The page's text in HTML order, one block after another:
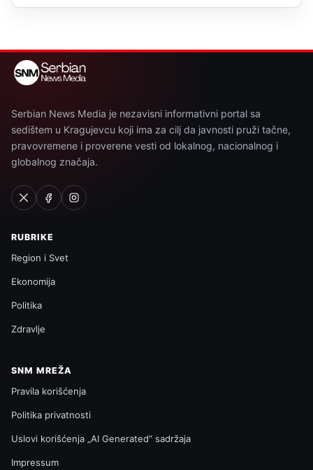
Serbian News Media je nezavisni informativni portal sa
sedištem u Kragujevcu koji ima za cilj da javnosti pruži tačne,
pravovremene i proverene vesti od lokalnog, nacionalnog i
globalnog značaja.
RUBRIKE
Region i Svet
Ekonomija
Politika
Zdravlje
SNM MREŽA
Pravila korišćenja
Politika privatnosti
Uslovi korišćenja „AI Generated“ sadržaja
Impressum